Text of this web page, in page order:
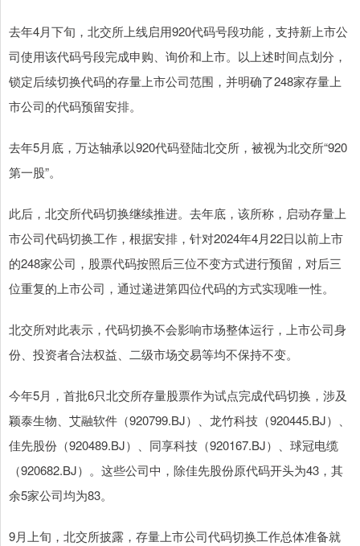
去年4月下旬，北交所上线启用920代码号段功能，支持新上市公
司使用该代码号段完成申购、询价和上市。以上述时间点划分，
锁定后续切换代码的存量上市公司范围，并明确了248家存量上
市公司的代码预留安排。
去年5月底，万达轴承以920代码登陆北交所，被视为北交所“920
第一股”。
此后，北交所代码切换继续推进。去年底，该所称，启动存量上
市公司代码切换工作，根据安排，针对2024年4月22日以前上市
的248家公司，股票代码按照后三位不变方式进行预留，对后三
位重复的上市公司，通过递进第四位代码的方式实现唯一性。
北交所对此表示，代码切换不会影响市场整体运行，上市公司身
份、投资者合法权益、二级市场交易等均不保持不变。
今年5月，首批6只北交所存量股票作为试点完成代码切换，涉及
颖泰生物、艾融软件（920799.BJ）、龙竹科技（920445.BJ）、
佳先股份（920489.BJ）、同享科技（920167.BJ）、球冠电缆
（920682.BJ）。这些公司中，除佳先股份原代码开头为43，其
余5家公司均为83。
9月上旬，北交所披露，存量上市公司代码切换工作总体准备就